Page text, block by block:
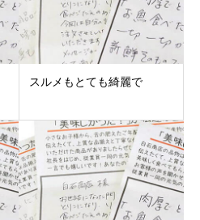
スルメもとても綺麗で